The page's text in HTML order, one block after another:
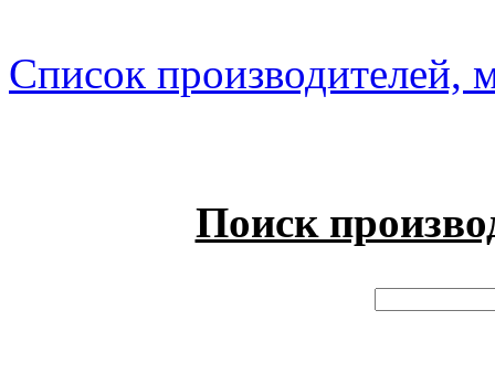
Список производителей,
Поиск